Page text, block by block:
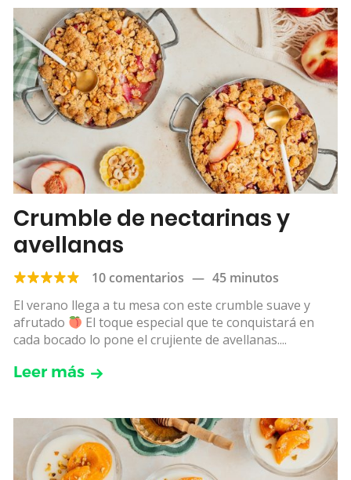
Crumble de nectarinas y
avellanas
10 comentarios — 45 minutos
El verano llega a tu mesa con este crumble suave y
afrutado
El toque especial que te conquistará en
cada bocado lo pone el crujiente de avellanas....
Leer más